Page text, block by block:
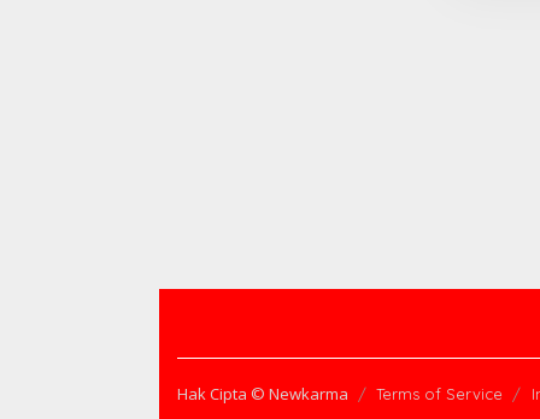
Hak Cipta © Newkarma Terms of Service